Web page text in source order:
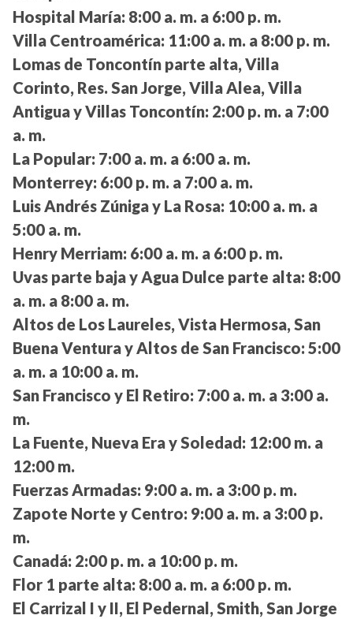
Hospital María: 8:00 a. m. a 6:00 p. m.
Villa Centroamérica: 11:00 a. m. a 8:00 p. m.
Lomas de Toncontín parte alta, Villa
Corinto, Res. San Jorge, Villa Alea, Villa
Antigua y Villas Toncontín: 2:00 p. m. a 7:00
a. m.
La Popular: 7:00 a. m. a 6:00 a. m.
Monterrey: 6:00 p. m. a 7:00 a. m.
Luis Andrés Zúniga y La Rosa: 10:00 a. m. a
5:00 a. m.
Henry Merriam: 6:00 a. m. a 6:00 p. m.
Uvas parte baja y Agua Dulce parte alta: 8:00
a. m. a 8:00 a. m.
Altos de Los Laureles, Vista Hermosa, San
Buena Ventura y Altos de San Francisco: 5:00
a. m. a 10:00 a. m.
San Francisco y El Retiro: 7:00 a. m. a 3:00 a.
m.
La Fuente, Nueva Era y Soledad: 12:00 m. a
12:00 m.
Fuerzas Armadas: 9:00 a. m. a 3:00 p. m.
Zapote Norte y Centro: 9:00 a. m. a 3:00 p.
m.
Canadá: 2:00 p. m. a 10:00 p. m.
Flor 1 parte alta: 8:00 a. m. a 6:00 p. m.
El Carrizal I y II, El Pedernal, Smith, San Jorge